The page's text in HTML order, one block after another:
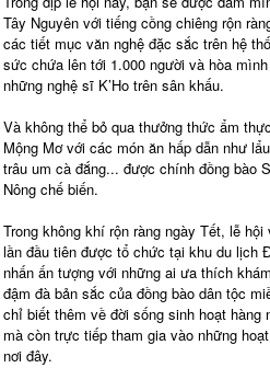
Tây Nguyên với tiếng cồng chiêng rộn
các tiết mục văn nghệ đặc sắc trên hệ
sức chứa lên tới 1.000 người và hòa
những nghệ sĩ K’Ho trên sân khấu.
Và không thể bỏ qua thưởng thức ẩm
Mộng Mơ với các món ăn hấp dẫn như
trâu um cà đắng... được chính đồng bào
Nông chế biến.
Trong không khí rộn ràng ngày Tết, lễ
lần đầu tiên được tổ chức tại khu du lịch
nhấn ấn tượng với những ai ưa thích
đậm đà bản sắc của đồng bào dân tộc
chỉ biết thêm về đời sống sinh hoạt hàng
mà còn trực tiếp tham gia vào những
nơi đây.